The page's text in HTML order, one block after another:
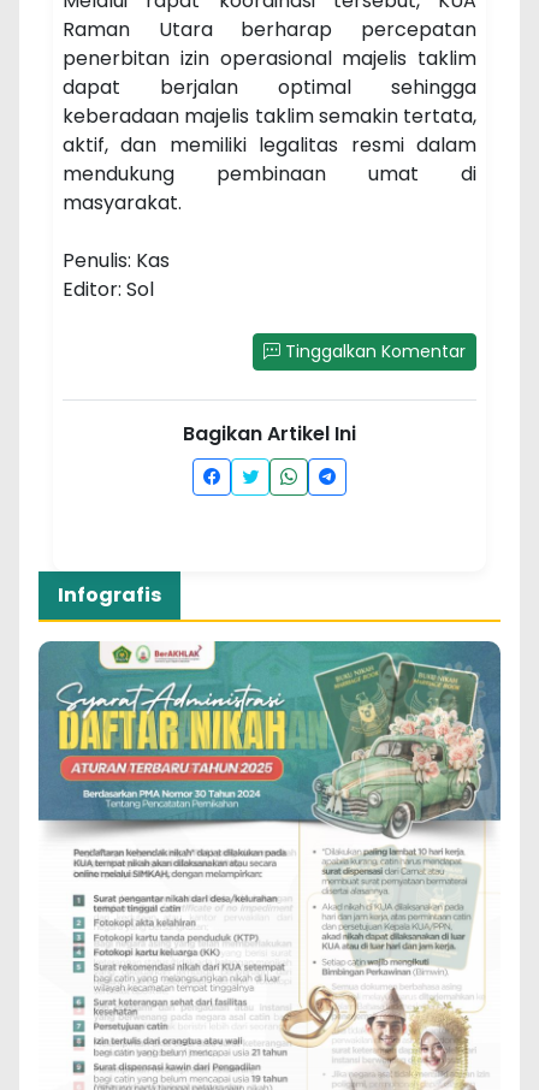
Raman Utara berharap percepatan
penerbitan izin operasional majelis taklim
dapat berjalan optimal sehingga
keberadaan majelis taklim semakin tertata,
aktif, dan memiliki legalitas resmi dalam
mendukung pembinaan umat di
masyarakat.
Penulis: Kas
Editor: Sol
Tinggalkan Komentar
Bagikan Artikel Ini
Infografis